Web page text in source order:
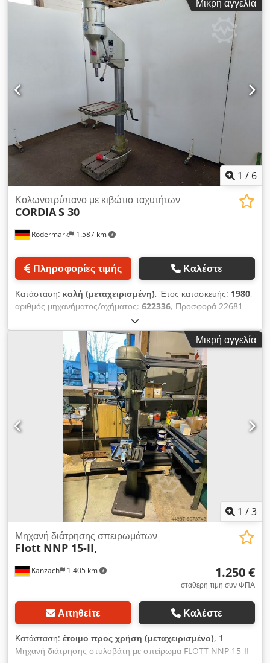
Διάμετρος ατράκτου: 16 mm Τριφασικός κινητήρας: 1100 W
Αρ. ταχυτήτων: 9 (στροφές ατράκτου ανά λεπτό:
120/210/250/360/400/440/940/1260/1810) Διαστάσεις
τραπεζιού: 475 x 425 mm, με ρύθμιση ύψους Κλίση τραπεζιού
έως 45° Περιστροφή τραπεζιού 360° Διάμετρος κολώνας: 92
mm Ρυθμιζόμενος τερματικός διακοπής βάθους διάτρησης
Προστατευτικό κάλυμμα Μέγ. απόσταση μεταξύ ατράκτου και
βάσης: 1180 mm Συνολικές διαστάσεις: 500 x 870 x 1700 mm
(ύψος) Βάρος: 135 kg
Μικρή αγγελία
1 / 6
Rödermark 1.587 km
Κολωνοτρύπανο με κιβώτιο ταχυτήτων
CORDIAS 30
Πληροφορίες τιμής Καλέστε
Κατάσταση: καλή (μεταχειρισμένη), Έτος κατασκευής: 1980,
αριθμός μηχανήματος/οχήματος: 622336, Προσφορά 22681
Dodpezp E Ucsfx Apaskr Τεχνικά χαρακτηριστικά: - Ισχύς
διάτρησης σε χάλυβα ST 60: 30 mm - Κώνος άξονα τρυπανιού:
MK 3 - Διαδρομή άξονα τρυπανιού: 160 mm - 9 ταχύτητες
άξονα τρυπανιού: 90 – 1450 στροφές/λεπτό - Προεξοχή: 300
mm - Τραπέζι με 2 αυλακώσεις τύπου Τ - Διαστάσεις
τραπεζιού: 400 x 450 mm - Μέγιστη απόσταση τραπεζιού –
άξονα τρυπανιού: 660 mm - Ρύθμιση ύψους μέσω ράβδου και
χειροκίνητης μανιβέλας - Κίνηση: 400 V / 1,2 kW -
Απαιτούμενος χώρος: περίπου Β 600 x Υ 2100 x Π 850 mm -
Βάρος: περίπου 300 kg - Περιλαμβάνει: - Τσόκας τρυπανιού -
10 τεμ. τρυπάνια HSS, διαμέτρου 8 – 20 mm
Μικρή αγγελία
1 /3
Kanzach 1.405 km
Μηχανή διάτρησης σπειρωμάτων
Flott NNP 15-II,
1.250 €
σταθερή τιμή συν ΦΠΑ
Αιτηθείτε Καλέστε
Κατάσταση: έτοιμο προς χρήση (μεταχειρισμένο), 1
Μηχανή διάτρησης στυλοβάτη με σπείρωμα FLOTT NNP 15-II